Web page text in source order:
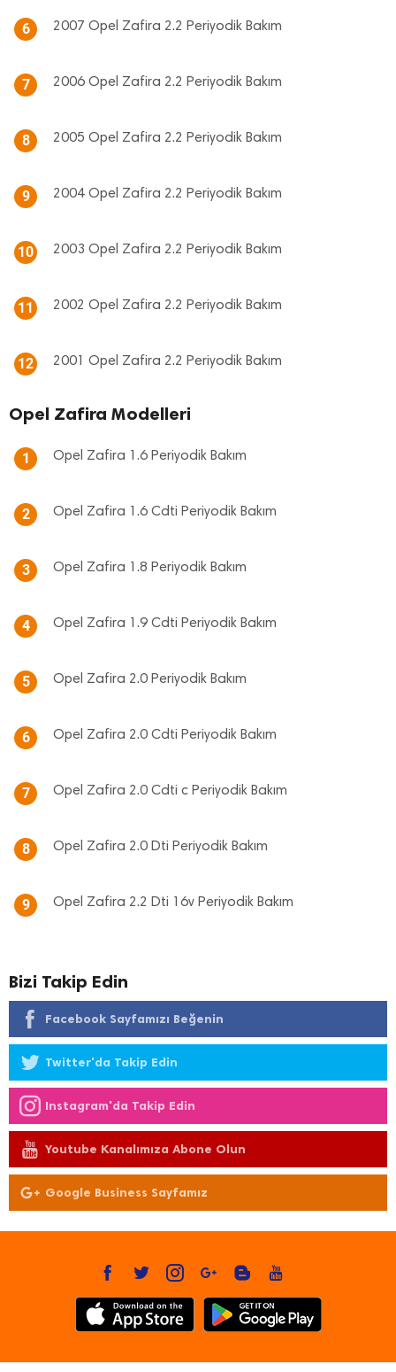
6 2007 Opel Zafira 2.2 Periyodik Bakım
7 2006 Opel Zafira 2.2 Periyodik Bakım
8 2005 Opel Zafira 2.2 Periyodik Bakım
9 2004 Opel Zafira 2.2 Periyodik Bakım
10 2003 Opel Zafira 2.2 Periyodik Bakım
11 2002 Opel Zafira 2.2 Periyodik Bakım
12 2001 Opel Zafira 2.2 Periyodik Bakım
Opel Zafira Modelleri
1 Opel Zafira 1.6 Periyodik Bakım
2 Opel Zafira 1.6 Cdti Periyodik Bakım
3 Opel Zafira 1.8 Periyodik Bakım
4 Opel Zafira 1.9 Cdti Periyodik Bakım
5 Opel Zafira 2.0 Periyodik Bakım
6 Opel Zafira 2.0 Cdti Periyodik Bakım
7 Opel Zafira 2.0 Cdti c Periyodik Bakım
8 Opel Zafira 2.0 Dti Periyodik Bakım
9 Opel Zafira 2.2 Dti 16v Periyodik Bakım
Bizi Takip Edin
Facebook Sayfamızı Beğenin
Twitter'da Takip Edin
Instagram'da Takip Edin
Youtube Kanalımıza Abone Olun
Google Business Sayfamız